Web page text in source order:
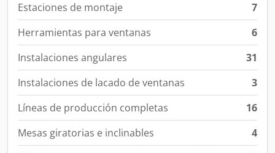
Estaciones de montaje
7
Herramientas para ventanas
6
Instalaciones angulares
31
Instalaciones de lacado de ventanas
3
Líneas de producción completas
16
Mesas giratorias e inclinables
4